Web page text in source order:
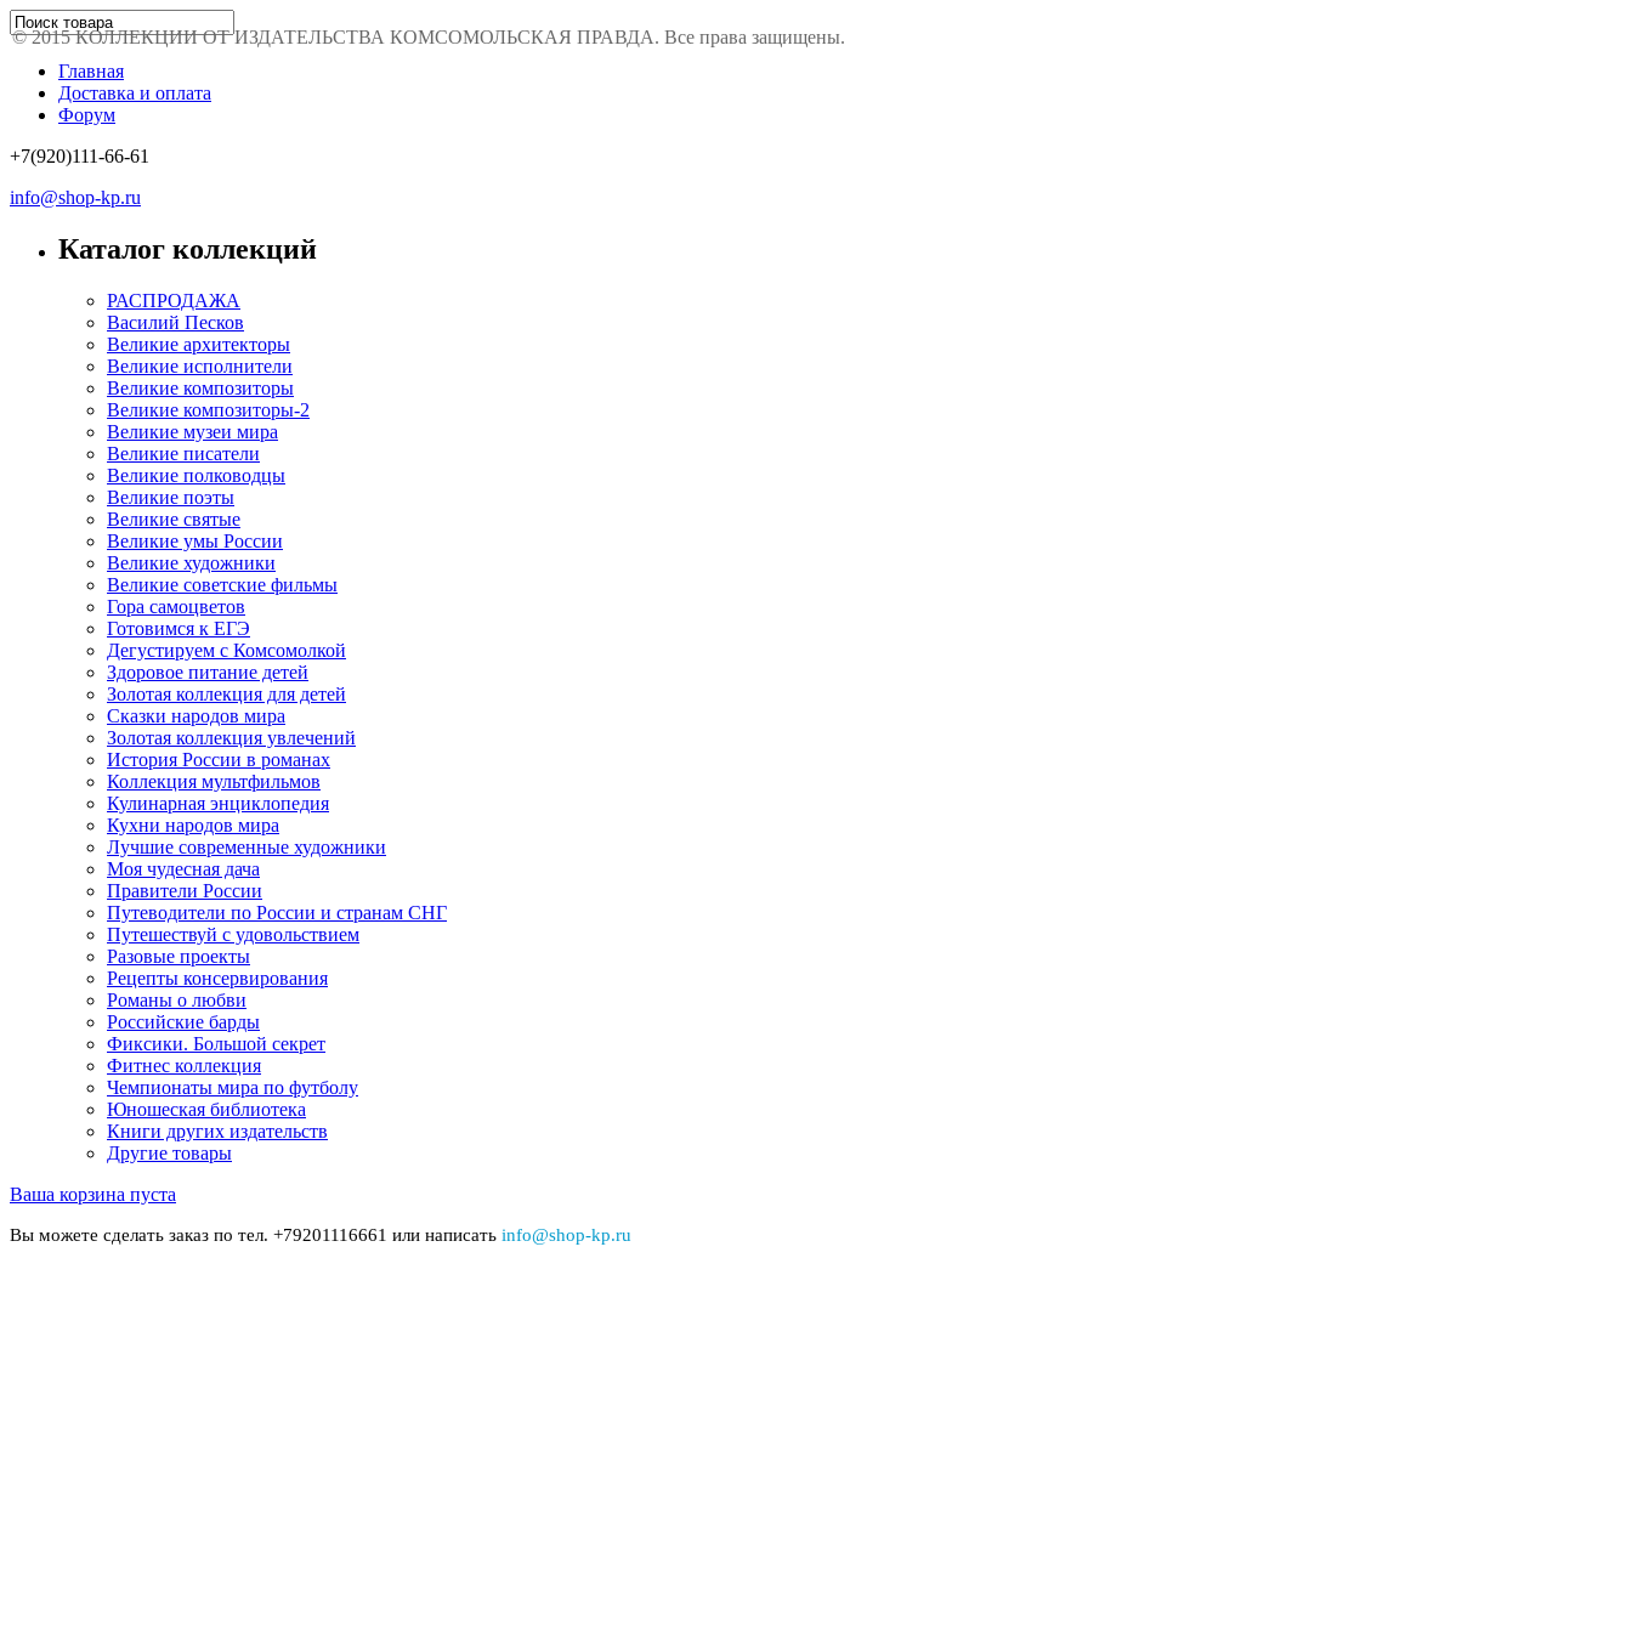
Главная
Доставка и оплата
Форум
+7(920)111-66-61
info@shop-kp.ru
Каталог коллекций
РАСПРОДАЖА
Василий Песков
Великие архитекторы
Великие исполнители
Великие композиторы
Великие композиторы-2
Великие музеи мира
Великие писатели
Великие полководцы
Великие поэты
Великие святые
Великие умы России
Великие художники
Великие советские фильмы
Гора самоцветов
Готовимся к ЕГЭ
Дегустируем с Комсомолкой
Здоровое питание детей
Золотая коллекция для детей
Сказки народов мира
Золотая коллекция увлечений
История России в романах
Коллекция мультфильмов
Кулинарная энциклопедия
Кухни народов мира
Лучшие современные художники
Моя чудесная дача
Правители России
Путеводители по России и странам СНГ
Путешествуй с удовольствием
Разовые проекты
Рецепты консервирования
Романы о любви
Российские барды
Фиксики. Большой секрет
Фитнес коллекция
Чемпионаты мира по футболу
Юношеская библиотека
Книги других издательств
Другие товары
Ваша корзина пуста
Вы можете сделать заказ по тел. +79201116661 или написать info@shop-kp.ru
© 2015 КОЛЛЕКЦИИ ОТ ИЗДАТЕЛЬСТВА КОМСОМОЛЬСКАЯ ПРАВДА. Все права защищены.